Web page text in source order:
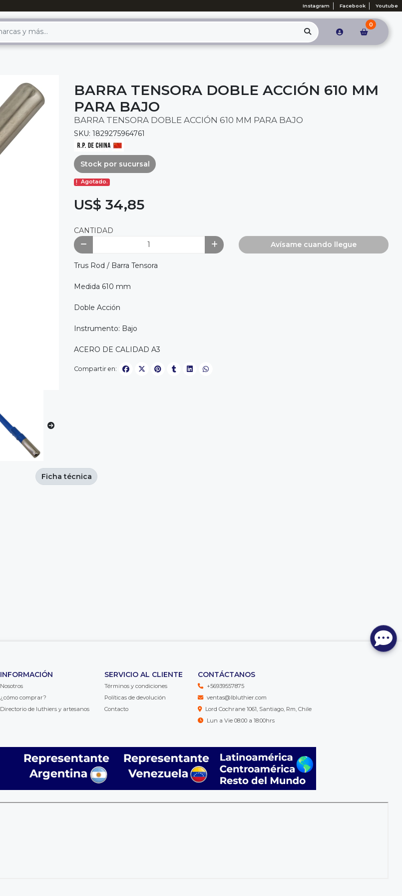
Instagram Facebook Youtube
0
BARRA TENSORA DOBLE ACCIÓN 610 MM
PARA BAJO
BARRA TENSORA DOBLE ACCIÓN 610 MM PARA BAJO
SKU: 1829275964761
Stock por sucursal
Agotado.
US$ 34,85
CANTIDAD
Avísame cuando llegue
Trus Rod / Barra Tensora
Medida 610 mm
Doble Acción
Instrumento: Bajo
ACERO DE CALIDAD A3
Compartir en:
Ficha técnica
INFORMACIÓN
Nosotros
¿cómo comprar?
Directorio de luthiers y artesanos
SERVICIO AL CLIENTE
Términos y condiciones
Políticas de devolución
Contacto
CONTÁCTANOS
+56939557875
ventas@lbluthier.com
Lord Cochrane 1061, Santiago, Rm, Chile
Lun a Vie 08:00 a 18:00hrs